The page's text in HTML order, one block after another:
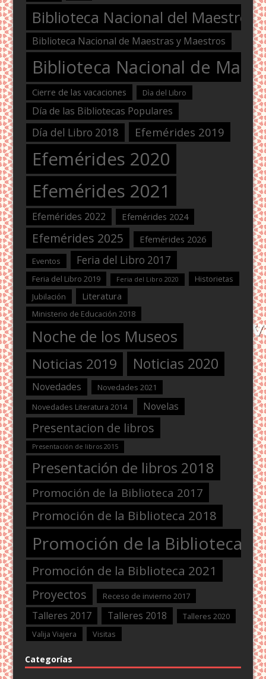
Biblioteca Nacional del Maestro
Biblioteca Nacional de Maestras y Maestros
Biblioteca Nacional de
Cierre de las vacaciones Dìa del Libro
Día de las Bibliotecas Populares
Día del Libro 2018 Efemérides 2019
Efemérides 2020
Efemérides 2021
Efemérides 2022 Efemérides 2024
Efemérides 2025 Efemérides 2026
Eventos Feria del Libro 2017
Feria del Libro 2019 Feria del Libro 2020
Historietas
Jubilación
Literatura
Ministerio de Educación 2018
Noche de los Museos
Noticias 2019 Noticias 2020
Novedades
Novedades 2021
Novedades Literatura 2014
Novelas
Presentacion de libros
Presentación de libros 2015
Presentación de libros 2018
Promoción de la Biblioteca 2017
Promoción de la Biblioteca 2018
Promoción de la Biblioteca
Promoción de la Biblioteca 2021
Proyectos Receso de invierno 2017
Talleres 2017 Talleres 2018
Talleres 2020
Valija Viajera
Visitas
Categorías